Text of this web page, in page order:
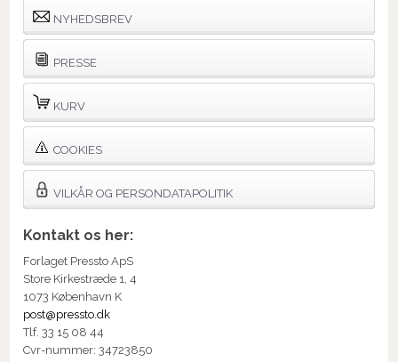
NYHEDSBREV
PRESSE
KURV
COOKIES
VILKÅR OG PERSONDATAPOLITIK
Kontakt os her:
Forlaget Pressto ApS
Store Kirkestræde 1, 4
1073 København K
post@pressto.dk
Tlf. 33 15 08 44
Cvr-nummer: 34723850